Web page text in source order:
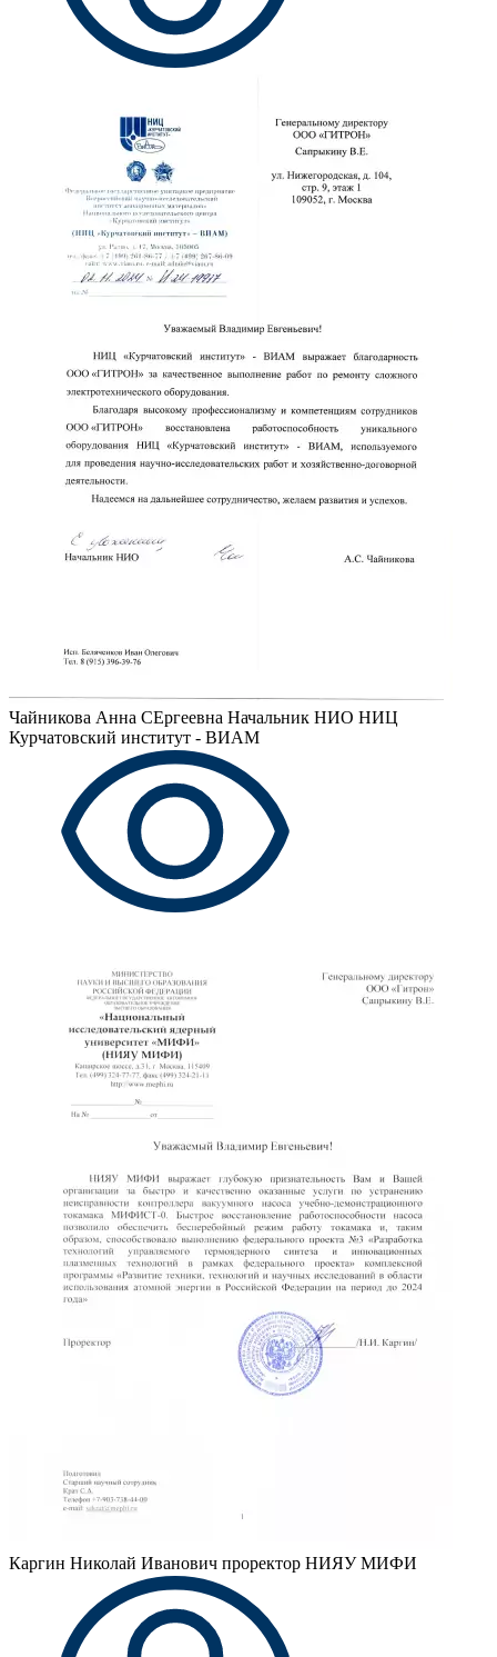
Чайникова Анна СЕргеевна Начальник НИО НИЦ
Курчатовский институт - ВИАМ
Каргин Николай Иванович проректор НИЯУ МИФИ